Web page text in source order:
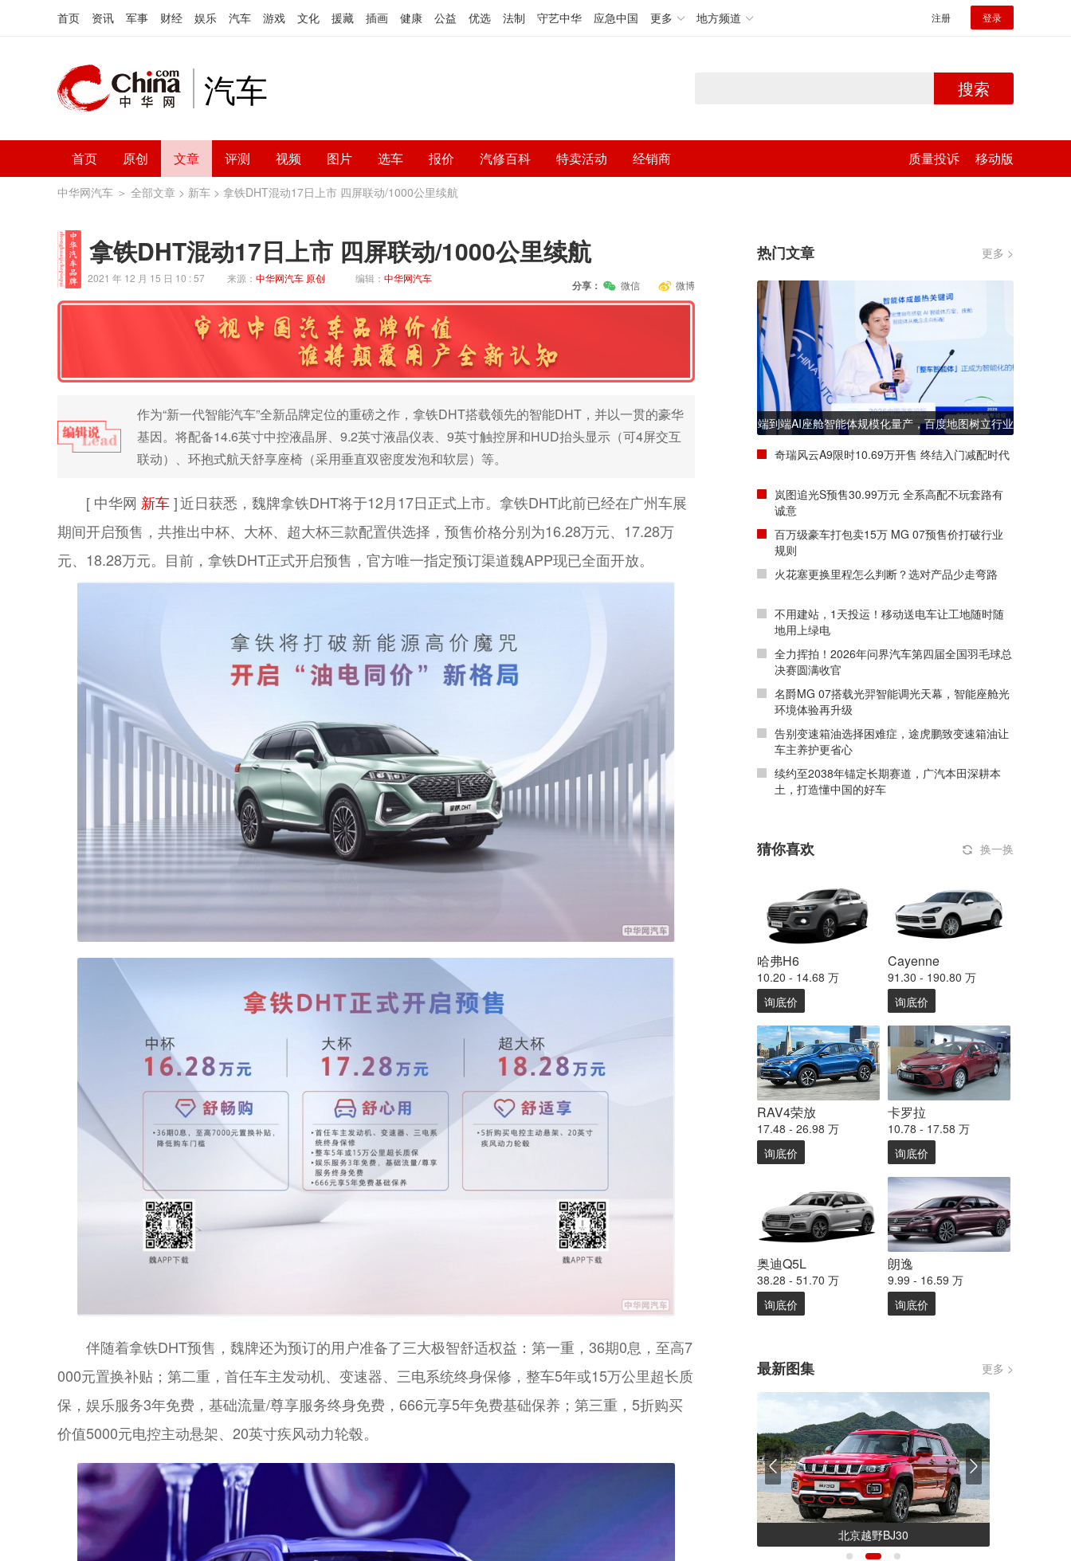
首页 资讯 军事 财经 娱乐 汽车 游戏 文化 援藏 插画 健康 公益 优选 法制 守艺中华 应急中国 更多 地方频道 注册 登录
汽车 搜索
首页 原创 文章 评测 视频 图片 选车 报价 汽修百科 特卖活动 经销商 质量投诉 移动版
中华网汽车 ＞ 全部文章 > 新车 > 拿铁DHT混动17日上市 四屏联动/1000公里续航
拿铁DHT混动17日上市 四屏联动/1000公里续航
2021 年 12 月 15 日 10 : 57 来源： 中华网汽车 原创 编辑： 中华网汽车
分享： 微信 微博
作为“新一代智能汽车”全新品牌定位的重磅之作，拿铁DHT搭载领先的智能DHT，并以一贯的豪华
基因。将配备14.6英寸中控液晶屏、9.2英寸液晶仪表、9英寸触控屏和HUD抬头显示（可4屏交互
联动）、环抱式航天舒享座椅（采用垂直双密度发泡和软层）等。
[ 中华网 新车]近日获悉，魏牌拿铁DHT将于12月17日正式上市。拿铁DHT此前已经在广州车展
期间开启预售，共推出中杯、大杯、超大杯三款配置供选择，预售价格分别为16.28万元、17.28万
元、18.28万元。目前，拿铁DHT正式开启预售，官方唯一指定预订渠道魏APP现已全面开放。
伴随着拿铁DHT预售，魏牌还为预订的用户准备了三大极智舒适权益：第一重，36期0息，至高7
000元置换补贴；第二重，首任车主发动机、变速器、三电系统终身保修，整车5年或15万公里超长质
保，娱乐服务3年免费，基础流量/尊享服务终身免费，666元享5年免费基础保养；第三重，5折购买
价值5000元电控主动悬架、20英寸疾风动力轮毂。
热门文章 更多 >
端到端AI座舱智能体规模化量产，百度地图树立行业
新标杆
奇瑞风云A9限时10.69万开售 终结入门减配时代
岚图追光S预售30.99万元 全系高配不玩套路有
诚意
百万级豪车打包卖15万 MG 07预售价打破行业
规则
火花塞更换里程怎么判断？选对产品少走弯路
不用建站，1天投运！移动送电车让工地随时随
地用上绿电
全力挥拍！2026年问界汽车第四届全国羽毛球总
决赛圆满收官
名爵MG 07搭载光羿智能调光天幕，智能座舱光
环境体验再升级
告别变速箱油选择困难症，途虎鹏致变速箱油让
车主养护更省心
续约至2038年锚定长期赛道，广汽本田深耕本
土，打造懂中国的好车
猜你喜欢 换一换
哈弗H6
10.20 - 14.68 万
询底价
Cayenne
91.30 - 190.80 万
询底价
RAV4荣放
17.48 - 26.98 万
询底价
卡罗拉
10.78 - 17.58 万
询底价
奥迪Q5L
38.28 - 51.70 万
询底价
朗逸
9.99 - 16.59 万
询底价
最新图集 更多 >
新宝骏Valli向往 广汽丰田汉兰达